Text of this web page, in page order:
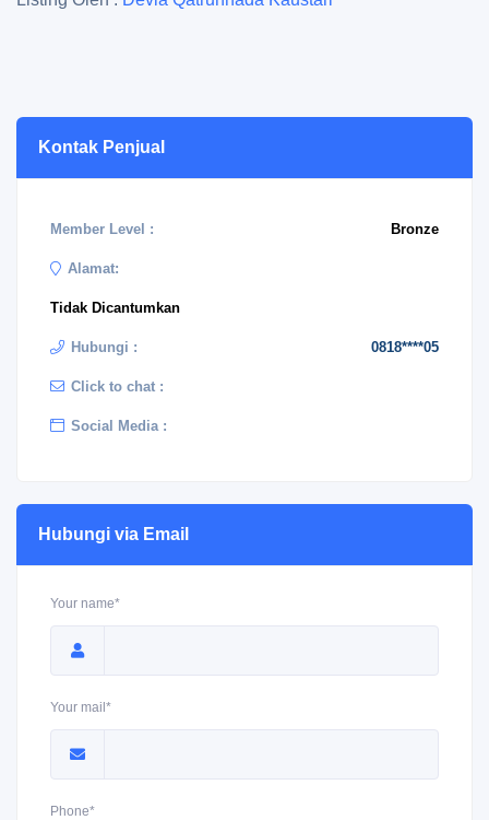
Kontak Penjual
Member Level : Bronze
Alamat:
Tidak Dicantumkan
Hubungi : 0818****05
Click to chat :
Social Media :
Hubungi via Email
Your name*
Your mail*
Phone*